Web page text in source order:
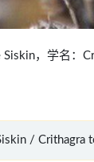
，学名：
/ Crithagra